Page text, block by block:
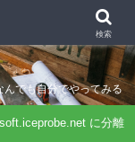
んでも自分でやってみる
に分離
検索